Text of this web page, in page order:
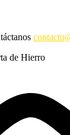
de Hierro